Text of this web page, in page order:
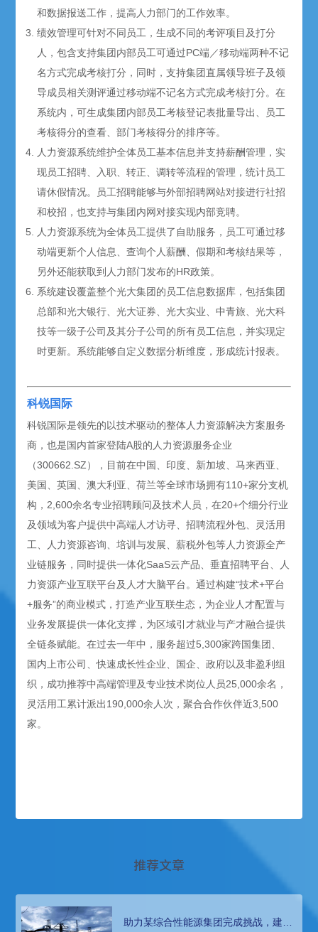
和数据报送工作，提高人力部门的工作效率。
绩效管理可针对不同员工，生成不同的考评项目及打分
人，包含支持集团内部员工可通过PC端／移动端两种不记
名方式完成考核打分，同时，支持集团直属领导班子及领
导成员相关测评通过移动端不记名方式完成考核打分。在
系统内，可生成集团内部员工考核登记表批量导出、员工
考核得分的查看、部门考核得分的排序等。
人力资源系统维护全体员工基本信息并支持薪酬管理，实
现员工招聘、入职、转正、调转等流程的管理，统计员工
请休假情况。员工招聘能够与外部招聘网站对接进行社招
和校招，也支持与集团内网对接实现内部竞聘。
人力资源系统为全体员工提供了自助服务，员工可通过移
动端更新个人信息、查询个人薪酬、假期和考核结果等，
另外还能获取到人力部门发布的HR政策。
系统建设覆盖整个光大集团的员工信息数据库，包括集团
总部和光大银行、光大证券、光大实业、中青旅、光大科
技等一级子公司及其分子公司的所有员工信息，并实现定
时更新。系统能够自定义数据分析维度，形成统计报表。
科锐国际
科锐国际是领先的以技术驱动的整体人力资源解决方案服务
商，也是国内首家登陆A股的人力资源服务企业
（300662.SZ），目前在中国、印度、新加坡、马来西亚、
美国、英国、澳大利亚、荷兰等全球市场拥有110+家分支机
构，2,600余名专业招聘顾问及技术人员，在20+个细分行业
及领域为客户提供中高端人才访寻、招聘流程外包、灵活用
工、人力资源咨询、培训与发展、薪税外包等人力资源全产
业链服务，同时提供一体化SaaS云产品、垂直招聘平台、人
力资源产业互联平台及人才大脑平台。通过构建“技术+平台
+服务”的商业模式，打造产业互联生态，为企业人才配置与
业务发展提供一体化支撑，为区域引才就业与产才融合提供
全链条赋能。在过去一年中，服务超过5,300家跨国集团、
国内上市公司、快速成长性企业、国企、政府以及非盈利组
织，成功推荐中高端管理及专业技术岗位人员25,000余名，
灵活用工累计派出190,000余人次，聚合合作伙伴近3,500
家。
推荐文章
助力某综合性能源集团完成挑战，建立